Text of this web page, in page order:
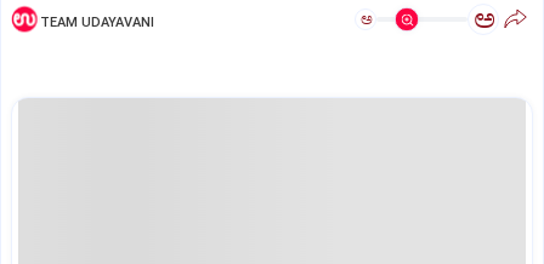
TEAM UDAYAVANI ಅ ಅ